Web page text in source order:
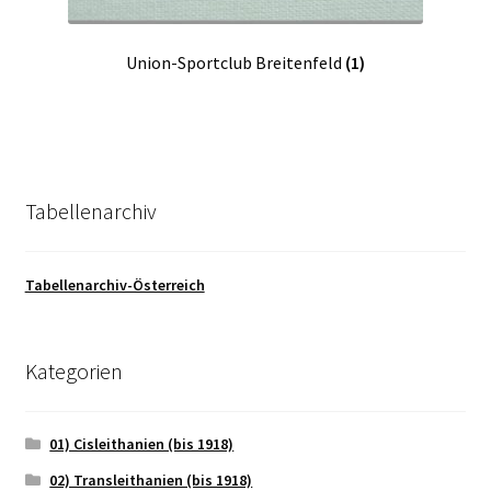
Union-Sportclub Breitenfeld (1)
Tabellenarchiv
Tabellenarchiv-Österreich
Kategorien
01) Cisleithanien (bis 1918)
02) Transleithanien (bis 1918)